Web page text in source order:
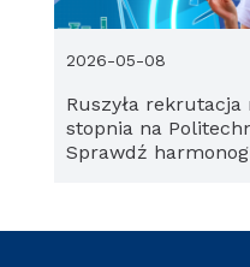
Ruszyła
stopnia na
Sprawdź
2026-05-08